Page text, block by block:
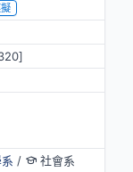
/
社會系